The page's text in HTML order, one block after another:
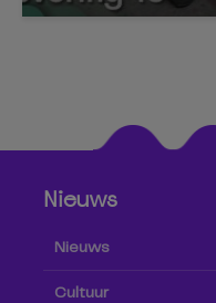
Nieuws
Nieuws
Cultuur